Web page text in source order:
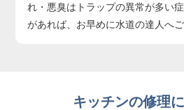
れ・悪臭はトラップの異常が多い
があれば、お早めに水道の達人へご
キッチンの修理